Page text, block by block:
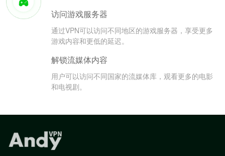
访问游戏服务器
通过VPN可以访问不同地区的游戏服务器，享受更多
游戏内容和更低的延迟。
解锁流媒体内容
用户可以访问不同国家的流媒体库，观看更多的电影
和电视剧。